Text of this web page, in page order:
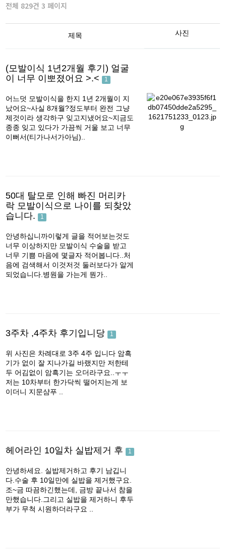
전체 829건 3 페이지
제목 사진
(모발이식 1년2개월 후기) 얼굴
이 너무 이뽀졌어요 >.< 1
어느덧 모발이식을 한지 1년 2개월이 지
났어요~사실 8개월?정도부터 완전 그냥
제것이라 생각하구 잊고지냈어요~지금도
종종 잊고 있다가 가끔씩 거울 보고 너무
이뻐서(티가나서가아님)..
50대 탈모로 인해 빠진 머리카
락 모발이식으로 나이를 되찾았
습니다. 1
안녕하십니까이렇게 글을 적어보는것도
너무 이상하지만 모발이식 수술을 받고
너무 기쁨 마음에 몇글자 적어봅니다..처
음에 검색해서 이것저것 둘러보다가 알게
되었습니다.병원을 가는게 뭔가..
3주차 ,4주차 후기입니당 1
위 사진은 차례대로 3주 4주 입니다 암흑
기가 없이 잘 지나가길 바랬지만 저한테
두 어김없이 암흑기는 오더라구요..ㅜㅜ
저는 10차부터 한가닥씩 떨어지는게 보
이더니 지문샴푸 ..
헤어라인 10일차 실밥제거 후 1
안녕하세요. 실밥제거하고 후기 남깁니
다.수술 후 10일만에 실밥을 제거했구요.
조~금 따끔하긴했는데, 금방 끝나서 참을
만했습니다.그리고 실밥을 제거하니 후두
부가 무척 시원하더라구요 ..